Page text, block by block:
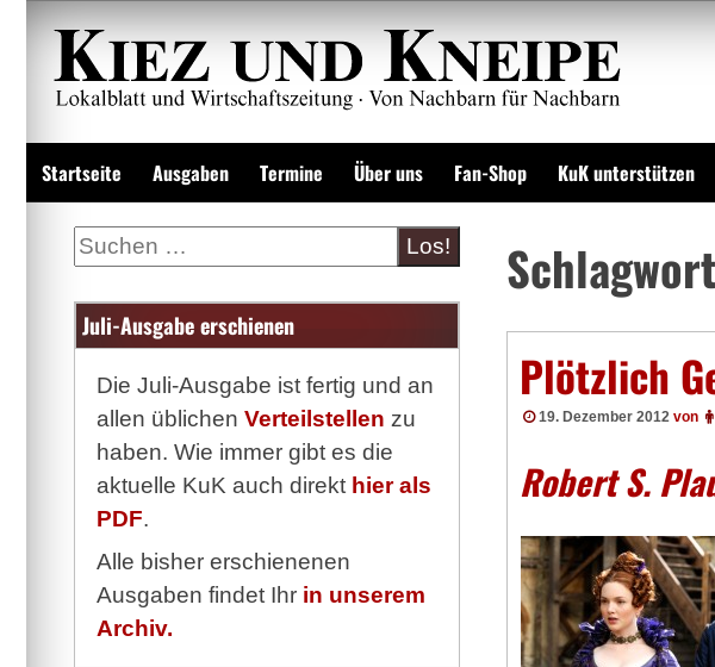
Zum
Inhalt
springen
Startseite Ausgaben Termine Über uns Fan-Shop KuK unterstützen
Plötzlich
19. Dezember 2012 von
Robert S.
Suche
Juli-Ausgabe erschienen
Die Juli-Ausgabe ist fertig und an
allen üblichen Verteilstellen zu
haben. Wie immer gibt es die
aktuelle KuK auch direkt hier als
PDF.
Alle bisher erschienenen
Ausgaben findet Ihr in unserem
Archiv.